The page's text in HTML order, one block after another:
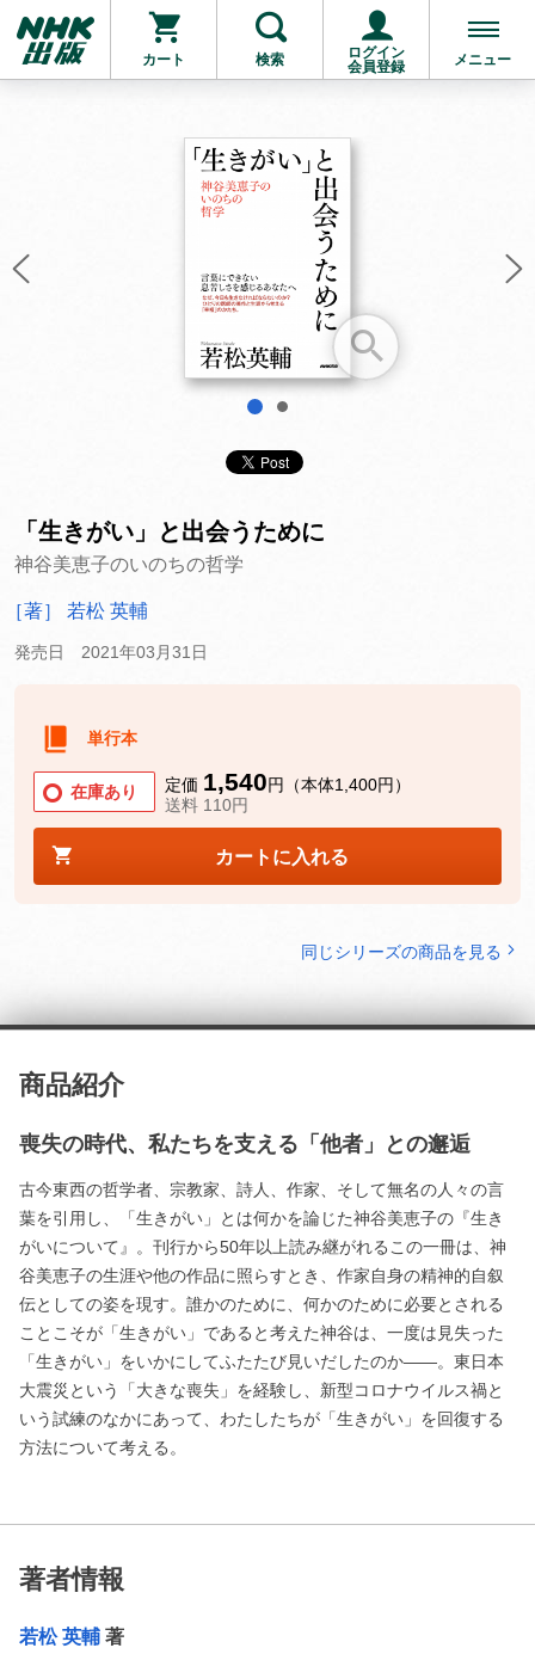
カート 検索
ログイン
会員登録
メニュー
お支払いに進む
他にも商品を買う
1
「生きがい」と出会うために
神谷美恵子のいのちの哲学
［著］ 若松 英輔
発売日 2021年03月31日
単行本
在庫あり 定価 1,540円（本体1,400円）
送料 110円
カートに入れる
同じシリーズの商品を見る
商品紹介
喪失の時代、私たちを支える「他者」との邂逅
古今東西の哲学者、宗教家、詩人、作家、そして無名の人々の言
葉を引用し、「生きがい」とは何かを論じた神谷美恵子の『生き
がいについて』。刊行から50年以上読み継がれるこの一冊は、神
谷美恵子の生涯や他の作品に照らすとき、作家自身の精神的自叙
伝としての姿を現す。誰かのために、何かのために必要とされる
ことこそが「生きがい」であると考えた神谷は、一度は見失った
「生きがい」をいかにしてふたたび見いだしたのか――。東日本
大震災という「大きな喪失」を経験し、新型コロナウイルス禍と
いう試練のなかにあって、わたしたちが「生きがい」を回復する
方法について考える。
著者情報
若松 英輔 著